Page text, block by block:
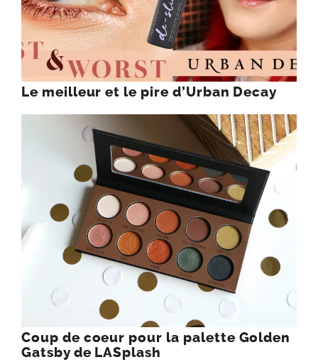
Le meilleur et le pire d’Urban Decay
Coup de coeur pour la palette Golden
Gatsby de LASplash